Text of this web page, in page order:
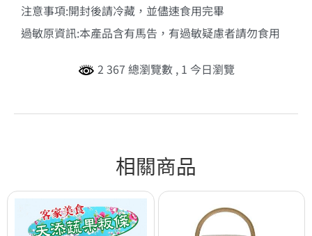
注意事項:開封後請冷藏，並儘速食用完畢
過敏原資訊:本產品含有馬告，有過敏疑慮者請勿食用
2 367 總瀏覽數 , 1 今日瀏覽
相關商品